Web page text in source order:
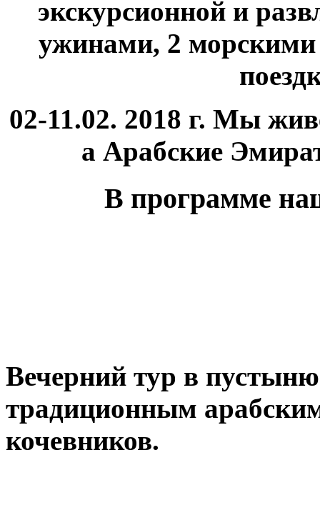
экскурсионной и
ужинами, 2 морскими
02-11.02. 2018 г. Мы
а Арабские
В программе
Вечерний тур в
традиционным
кочевников.